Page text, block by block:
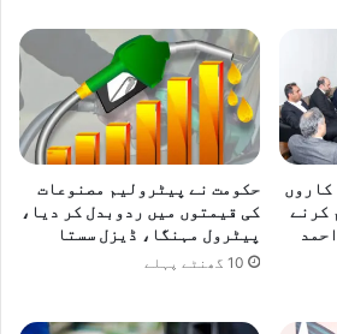
کاروں
کرنے
حکومت نے پیٹرولیم مصنوعات
کی قیمتوں میں ردوبدل کر دیا،
پیٹرول مہنگا، ڈیزل سستا
10 گھنٹے پہلے